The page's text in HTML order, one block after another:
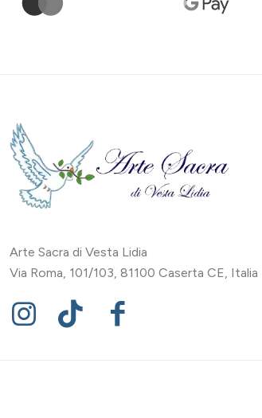
Arte Sacra di Vesta Lidia
Via Roma, 101/103, 81100 Caserta CE, Italia